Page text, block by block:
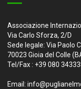
Associazione
Via Carlo Sforza, 2/D
Sede legale: Via Paolo
70023 Gioia del Colle
Tel/Fax : +39 080
Email: